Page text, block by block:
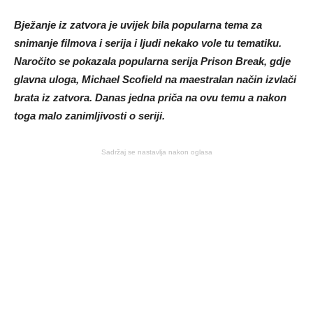
Bježanje iz zatvora je uvijek bila popularna tema za
snimanje filmova i serija i ljudi nekako vole tu tematiku.
Naročito se pokazala popularna serija Prison Break, gdje
glavna uloga, Michael Scofield na maestralan način izvlači
brata iz zatvora. Danas jedna priča na ovu temu a nakon
toga malo zanimljivosti o seriji.
Sadržaj se nastavlja nakon oglasa